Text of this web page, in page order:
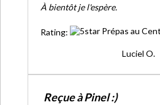
À bientôt je l'espère.
Rating:
Luciel O.
Reçue à Pinel :)